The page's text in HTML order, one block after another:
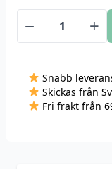
−
Gledopto
Pro,
2
+
Snabb
Skickas från
Fri frakt från